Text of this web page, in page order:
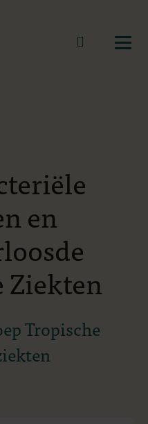
start
Naar
en
Ziekten
Tropische